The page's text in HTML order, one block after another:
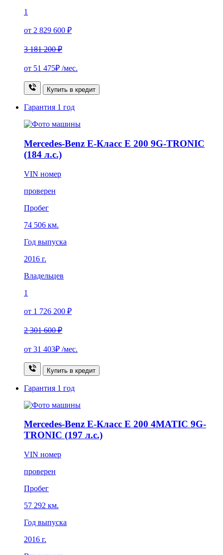
1
от 2 829 600 ₽
3 181 200 ₽
от 51 475₽ /мес.
Купить в кредит
Гарантия 1 год
Mercedes-Benz E-Класс E 200 9G-TRONIC
(184 л.с.)
VIN номер
проверен
Пробег
74 506 км.
Год выпуска
2016 г.
Владельцев
1
от 1 726 200 ₽
2 301 600 ₽
от 31 403₽ /мес.
Купить в кредит
Гарантия 1 год
Mercedes-Benz E-Класс E 200 4MATIC 9G-
TRONIC (197 л.с.)
VIN номер
проверен
Пробег
57 292 км.
Год выпуска
2016 г.